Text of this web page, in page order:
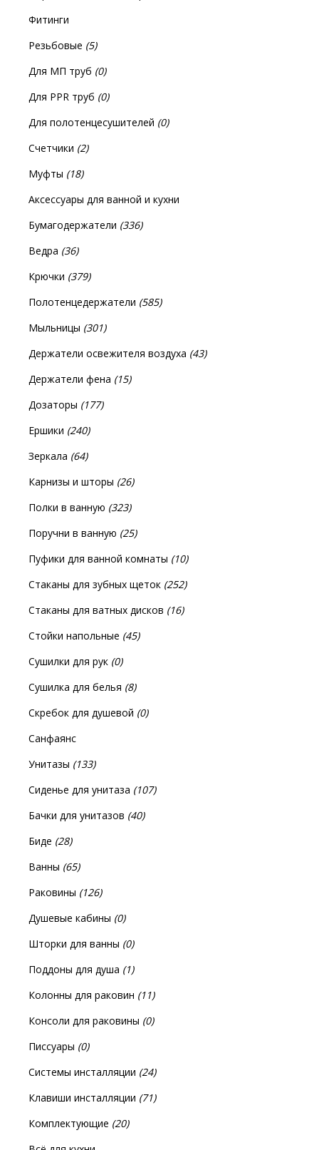
Фитинги
Резьбовые (5)
Для МП труб (0)
Для PPR труб (0)
Для полотенцесушителей (0)
Счетчики (2)
Муфты (18)
Аксессуары для ванной и кухни
Бумагодержатели (336)
Ведра (36)
Крючки (379)
Полотенцедержатели (585)
Мыльницы (301)
Держатели освежителя воздуха (43)
Держатели фена (15)
Дозаторы (177)
Ершики (240)
Зеркала (64)
Карнизы и шторы (26)
Полки в ванную (323)
Поручни в ванную (25)
Пуфики для ванной комнаты (10)
Стаканы для зубных щеток (252)
Стаканы для ватных дисков (16)
Стойки напольные (45)
Сушилки для рук (0)
Сушилка для белья (8)
Скребок для душевой (0)
Санфаянс
Унитазы (133)
Сиденье для унитаза (107)
Бачки для унитазов (40)
Биде (28)
Ванны (65)
Раковины (126)
Душевые кабины (0)
Шторки для ванны (0)
Поддоны для душа (1)
Колонны для раковин (11)
Консоли для раковины (0)
Писсуары (0)
Системы инсталляции (24)
Клавиши инсталляции (71)
Комплектующие (20)